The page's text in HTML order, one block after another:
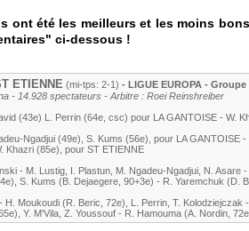
ont été les meilleurs et les moins
ci-dessous !
ETIENNE (mi-tps: 2-1) - LIGUE EUROPA -
- 14.928 spectateurs - Arbitre : Roei Reinshreiber
(43e) L. Perrin (64e, csc) pour LA GANTOISE - W.
Ngadjui (49e) S. Kums (56e) , pour LA GANTOISE -
Khazri (85e) , pour ST ETIENNE
- M. Lustig I. Plastun M. Ngadeu-Ngadjui N. Asare -
S. Kums (B. Dejaegere , 90+3e) - R. Yaremchuk (D.
- H. Moukoudi (R. Beric , 72e) L. Perrin T. Kolodziejczak -
65e) Y. M'Vila Z. Youssouf - R. Hamouma (A. Nordin ,